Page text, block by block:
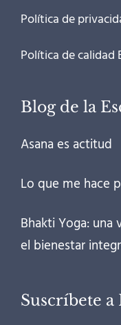
Política de
Política de calidad
Blog de la
Asana es actitud
Lo que me hace
Bhakti Yoga: una
el bienestar
Suscríbete a